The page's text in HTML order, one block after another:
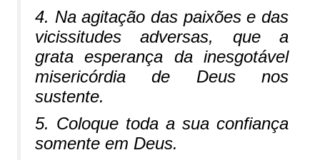
4. Na agitação das paixões e das
vicissitudes adversas, que a
grata esperança da inesgotável
misericórdia de Deus nos
sustente.
5. Coloque toda a sua confiança
somente em Deus.